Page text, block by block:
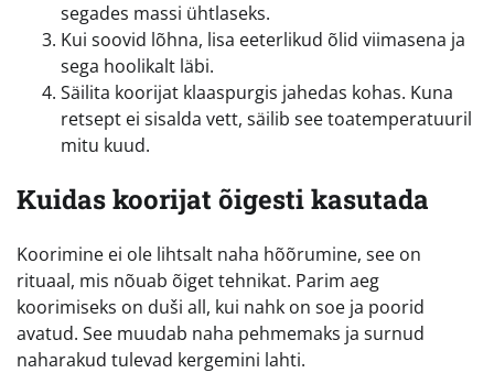
segades massi ühtlaseks.
Kui soovid lõhna, lisa eeterlikud õlid viimasena ja
sega hoolikalt läbi.
Säilita koorijat klaaspurgis jahedas kohas. Kuna
retsept ei sisalda vett, säilib see toatemperatuuril
mitu kuud.
Kuidas koorijat õigesti kasutada
Koorimine ei ole lihtsalt naha hõõrumine, see on
rituaal, mis nõuab õiget tehnikat. Parim aeg
koorimiseks on duši all, kui nahk on soe ja poorid
avatud. See muudab naha pehmemaks ja surnud
naharakud tulevad kergemini lahti.